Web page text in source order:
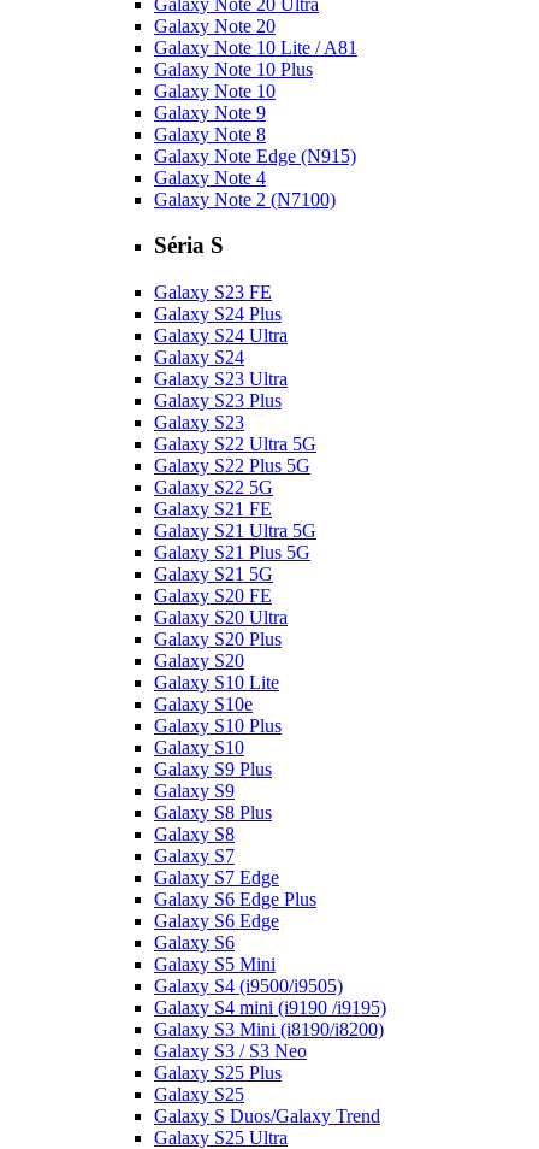
Galaxy Note 20
Galaxy Note 10 Lite / A81
Galaxy Note 10 Plus
Galaxy Note 10
Galaxy Note 9
Galaxy Note 8
Galaxy Note Edge (N915)
Galaxy Note 4
Galaxy Note 2 (N7100)
Séria S
Galaxy S23 FE
Galaxy S24 Plus
Galaxy S24 Ultra
Galaxy S24
Galaxy S23 Ultra
Galaxy S23 Plus
Galaxy S23
Galaxy S22 Ultra 5G
Galaxy S22 Plus 5G
Galaxy S22 5G
Galaxy S21 FE
Galaxy S21 Ultra 5G
Galaxy S21 Plus 5G
Galaxy S21 5G
Galaxy S20 FE
Galaxy S20 Ultra
Galaxy S20 Plus
Galaxy S20
Galaxy S10 Lite
Galaxy S10e
Galaxy S10 Plus
Galaxy S10
Galaxy S9 Plus
Galaxy S9
Galaxy S8 Plus
Galaxy S8
Galaxy S7
Galaxy S7 Edge
Galaxy S6 Edge Plus
Galaxy S6 Edge
Galaxy S6
Galaxy S5 Mini
Galaxy S4 (i9500/i9505)
Galaxy S4 mini (i9190 /i9195)
Galaxy S3 Mini (i8190/i8200)
Galaxy S3 / S3 Neo
Galaxy S25 Plus
Galaxy S25
Galaxy S Duos/Galaxy Trend
Galaxy S25 Ultra